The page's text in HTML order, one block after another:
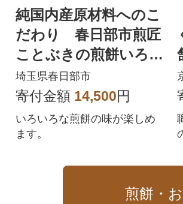
純国内産原材料へのこ
だわり 春日部市煎匠
ことぶきの煎餅いろい
ろ詰合せ
埼玉県春日部市
寄付金額 14,500円
いろいろな煎餅の味が楽しめ
ます。
煎餅・